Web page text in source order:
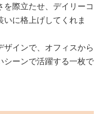
際立たせ、デイリーコ
に格上げしてくれま
インで、オフィスから
シーンで活躍する一枚で